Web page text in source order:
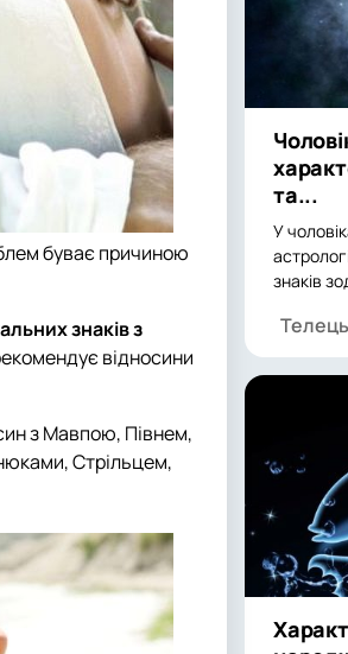
буває причиною
знаків з
відносини
з Мавпою, Півнем,
Стрільцем,
та...
У
знаків
Телець